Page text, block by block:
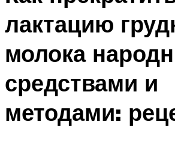
лактацию
молока
средствами и
методами: